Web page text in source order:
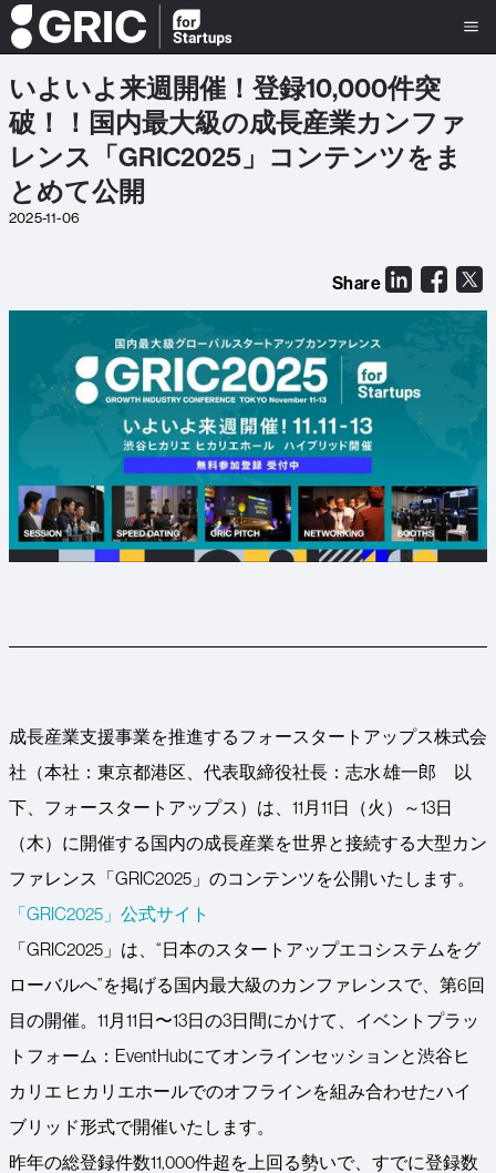
いよいよ来週開催！登録10,000件突
破！！国内最大級の成長産業カンファ
レンス「GRIC2025」コンテンツをま
とめて公開
2025-11-06
Share
成長産業支援事業を推進するフォースタートアップス株式会
社（本社：東京都港区、代表取締役社長：志水 雄一郎 以
下、フォースタートアップス）は、11月11日（火）～13日
（木）に開催する国内の成長産業を世界と接続する大型カン
ファレンス「GRIC2025」のコンテンツを公開いたします。
「GRIC2025」公式サイト
「GRIC2025」は、“日本のスタートアップエコシステムをグ
ローバルへ”を掲げる国内最大級のカンファレンスで、第6回
目の開催。11月11日〜13日の3日間にかけて、イベントプラッ
トフォーム：EventHubにてオンラインセッションと渋谷ヒ
カリエ ヒカリエホールでのオフラインを組み合わせたハイ
ブリッド形式で開催いたします。
昨年の総登録件数11,000件超を上回る勢いで、すでに登録数